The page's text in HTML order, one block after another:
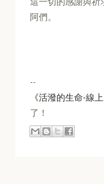
阿們。
--
《活潑的生命-線上
了！